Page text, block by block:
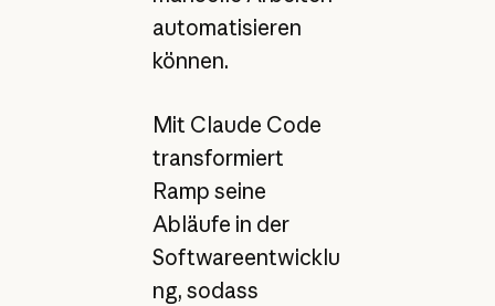
automatisieren
können.
Mit Claude Code
transformiert
Ramp seine
Abläufe in der
Softwareentwicklu
ng, sodass